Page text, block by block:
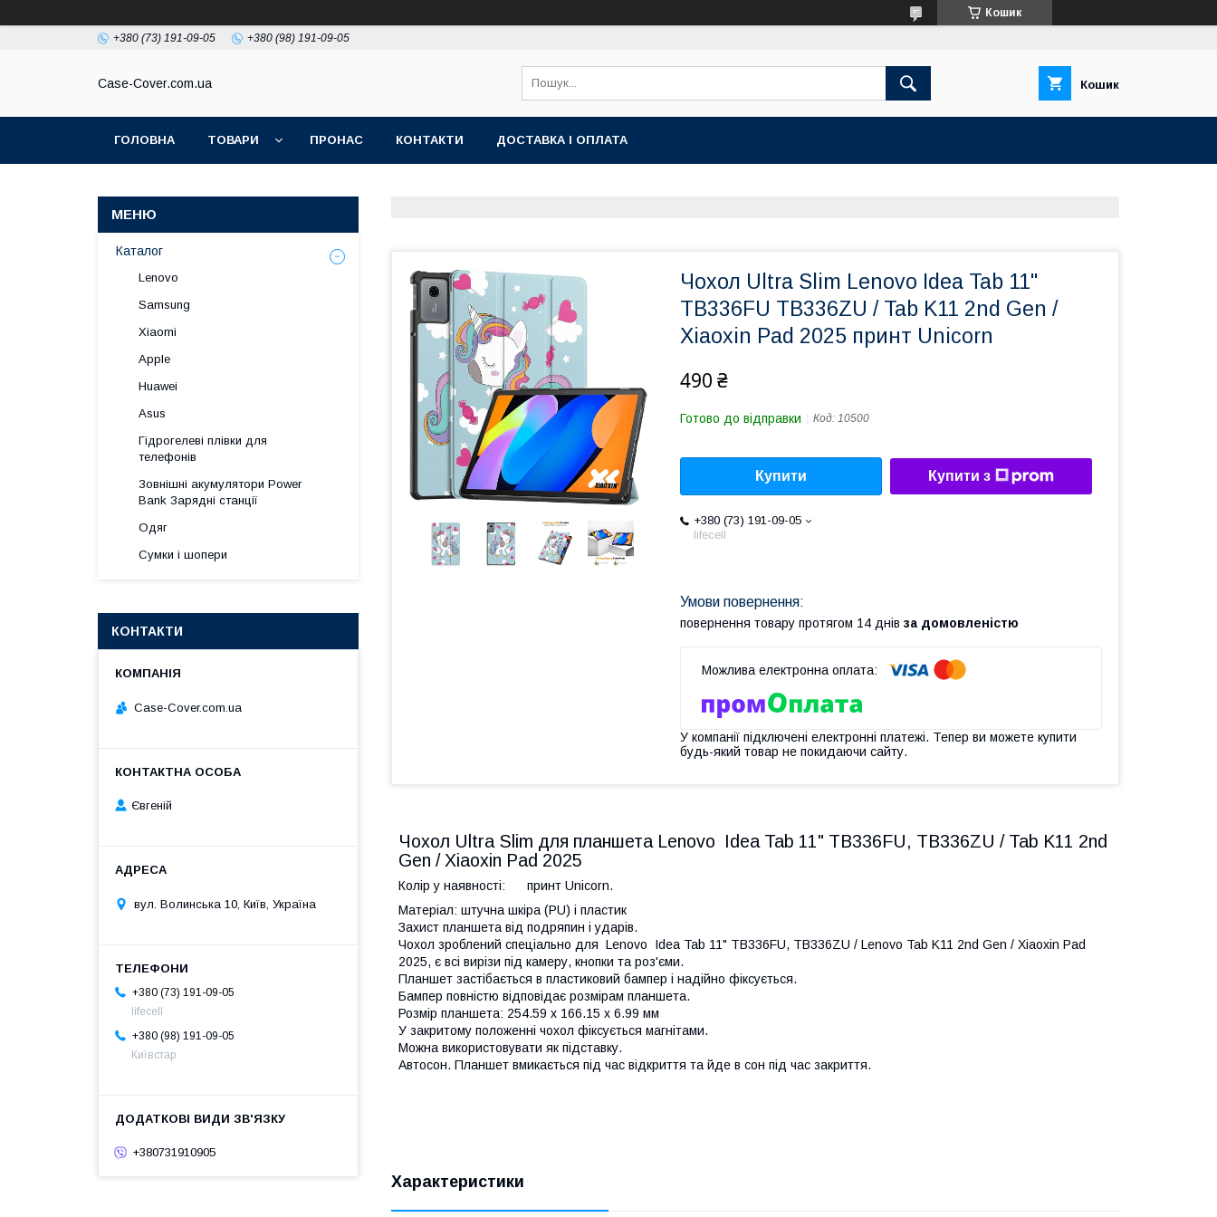
Кошик
+380 (73) 191-09-05 +380 (98) 191-09-05
Case-Cover.com.ua Кошик
ГОЛОВНА ТОВАРИ ПРОНАС КОНТАКТИ ДОСТАВКА І ОПЛАТА
Чохол Ultra Slim Lenovo Idea Tab 11"
TB336FU TB336ZU / Tab K11 2nd Gen /
Xiaoxin Pad 2025 принт Unicorn
490 ₴
Готово до відправки Код: 10500
Купити Купити з
+380 (73) 191-09-05
lifecell
повернення товару протягом 14 днів за домовленістю
У компанії підключені електронні платежі. Тепер ви можете купити
будь-який товар не покидаючи сайту.
Чохол Ultra Slim для планшета Lenovo Idea Tab 11" TB336FU, TB336ZU / Tab K11 2nd
Gen / Xiaoxin Pad 2025
Колір у наявності: принт Unicorn.
Матеріал: штучна шкіра (PU) і пластик
Захист планшета від подряпин і ударів.
Чохол зроблений спеціально для Lenovo Idea Tab 11" TB336FU, TB336ZU / Lenovo Tab K11 2nd Gen / Xiaoxin Pad
2025, є всі вирізи під камеру, кнопки та роз'єми.
Планшет застібається в пластиковий бампер і надійно фіксується.
Бампер повністю відповідає розмірам планшета.
Розмір планшета: 254.59 x 166.15 x 6.99 мм
У закритому положенні чохол фіксується магнітами.
Можна використовувати як підставку.
Автосон. Планшет вмикається під час відкриття та йде в сон під час закриття.
Характеристики
Каталог
Lenovo
Samsung
Xiaomi
Apple
Huawei
Asus
Гідрогелеві плівки для
телефонів
Зовнішні акумулятори Power
Bank Зарядні станції
Одяг
Сумки і шопери
КОНТАКТИ
Case-Cover.com.ua
Євгеній
вул. Волинська 10, Київ, Україна
+380 (73) 191-09-05
lifecell
+380 (98) 191-09-05
Київстар
+380731910905